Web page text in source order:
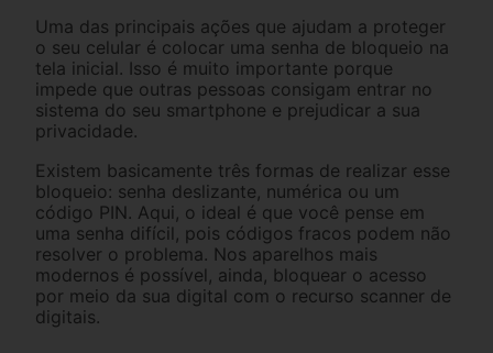
Uma das principais ações que ajudam a proteger
o seu celular é colocar uma senha de bloqueio na
tela inicial. Isso é muito importante porque
impede que outras pessoas consigam entrar no
sistema do seu smartphone e prejudicar a sua
privacidade.
Existem basicamente três formas de realizar esse
bloqueio: senha deslizante, numérica ou um
código PIN. Aqui, o ideal é que você pense em
uma senha difícil, pois códigos fracos podem não
resolver o problema. Nos aparelhos mais
modernos é possível, ainda, bloquear o acesso
por meio da sua digital com o recurso scanner de
digitais.